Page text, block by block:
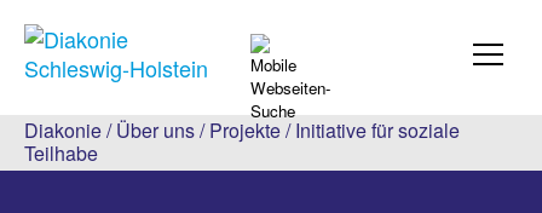
Diakonie/Über uns/Projekte/Initiative für soziale
Teilhabe